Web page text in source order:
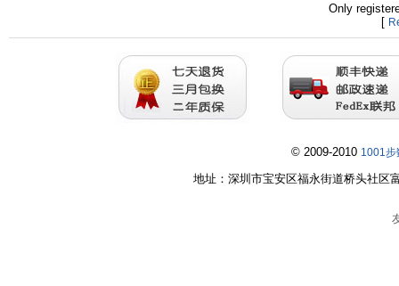
Only
[
© 2009-2010 1001步
地址：深圳市宝安区福永街道桥头社区